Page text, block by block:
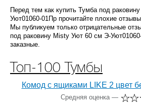
Перед тем как купить Тумба под
Уют01060-01Пр прочитайте плохие
Мы публикуем только отрицательные
под раковину Misty Уют 60 см Э-
заказные.
Топ-100 Тумбы
Комод с ящиками LIKE 2 цвет
Средняя оценка —